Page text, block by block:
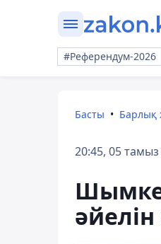
#Референдум-2026
Басты Барлық
20:45, 05